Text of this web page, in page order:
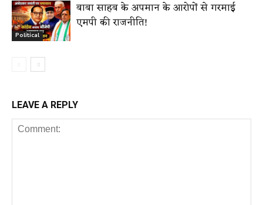
Political
बाबा साहब के अपमान के आरोपों से गरमाई
एमपी की राजनीति!
LEAVE A REPLY